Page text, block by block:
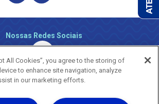
Nossas Redes Sociais
All Cookies”, you agree to the storing of
to enhance site navigation, analyze
in our marketing efforts.